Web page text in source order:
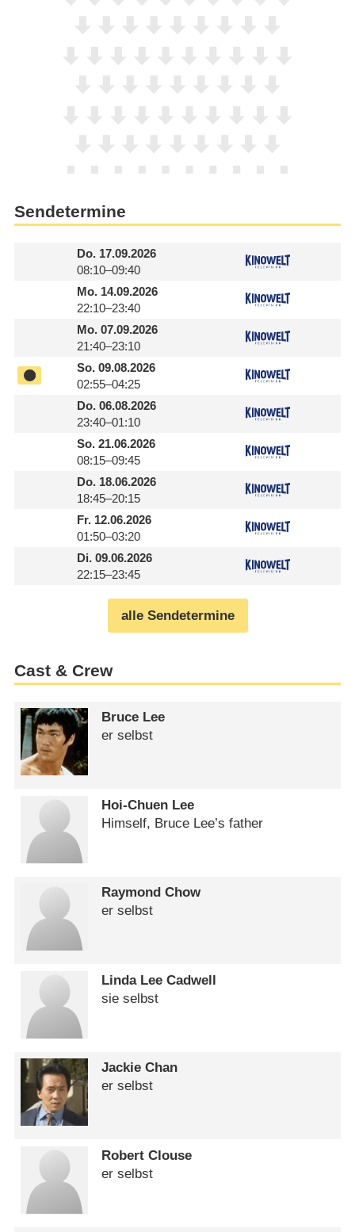
Sendetermine
Do.17.09.2026
08:10–09:40
Mo.14.09.2026
22:10–23:40
Mo.07.09.2026
21:40–23:10
So.09.08.2026
02:55–04:25
Do.06.08.2026
23:40–01:10
So.21.06.2026
08:15–09:45
Do.18.06.2026
18:45–20:15
Fr.12.06.2026
01:50–03:20
Di.09.06.2026
22:15–23:45
alle Sendetermine
Cast & Crew
Bruce Lee
er selbst
Hoi-Chuen Lee
Himself, Bruce Lee’s father
Raymond Chow
er selbst
Linda Lee Cadwell
sie selbst
Jackie Chan
er selbst
Robert Clouse
er selbst